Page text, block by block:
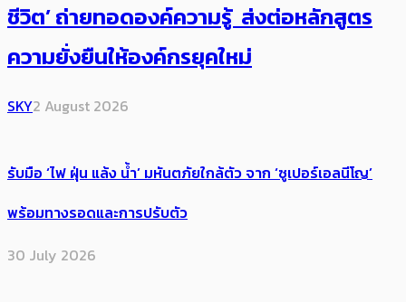
ชีวิต’ ถ่ายทอดองค์ความรู้ ส่งต่อหลักสูตร
ความยั่งยืนให้องค์กรยุคใหม่
SKY2 August 2026
รับมือ ‘ไฟ ฝุ่น แล้ง น้ำ’ มหันตภัยใกล้ตัว จาก ‘ซูเปอร์เอลนีโญ’
พร้อมทางรอดและการปรับตัว
30 July 2026